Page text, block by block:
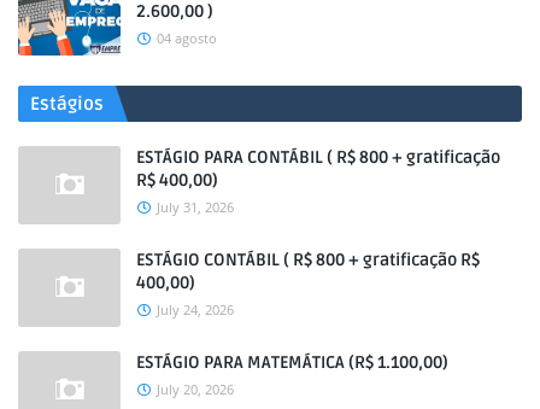
2.600,00 )
04 agosto
Estágios
ESTÁGIO PARA CONTÁBIL ( R$ 800 + gratificação
R$ 400,00)
July 31, 2026
ESTÁGIO CONTÁBIL ( R$ 800 + gratificação R$
400,00)
July 24, 2026
ESTÁGIO PARA MATEMÁTICA (R$ 1.100,00)
July 20, 2026